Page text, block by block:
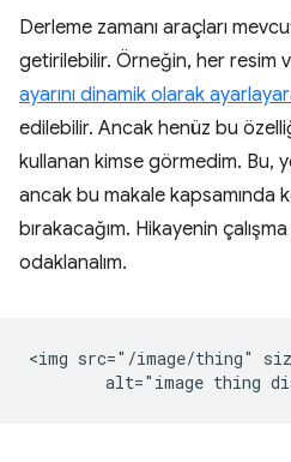
Derleme zamanı araçları
getirilebilir. Örneğin, her resim
ayarını dinamik olarak
edilebilir. Ancak henüz bu
kullanan kimse görmedim. Bu,
ancak bu makale kapsamında
bırakacağım. Hikayenin
odaklanalım.
<img src="/image/thing"